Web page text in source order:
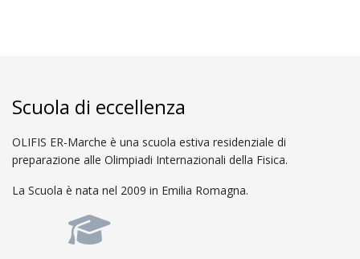
Scuola di eccellenza
OLIFIS ER-Marche è una scuola estiva residenziale di
preparazione alle Olimpiadi Internazionali della Fisica.
La Scuola è nata nel 2009 in Emilia Romagna.